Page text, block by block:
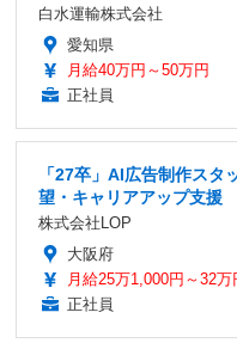
白水運輸株式会社
愛知県
月給40万円～50万円
正社員
「27卒」AI広告制作ス
望・キャリアアップ支援
株式会社LOP
大阪府
月給25万1,000円～32万
正社員